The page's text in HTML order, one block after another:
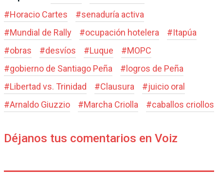
#Horacio Cartes #senaduría activa
#Mundial de Rally #ocupación hotelera #Itapúa
#obras #desvíos #Luque #MOPC
#gobierno de Santiago Peña #logros de Peña
#Libertad vs. Trinidad #Clausura #juicio oral
#Arnaldo Giuzzio #Marcha Criolla #caballos criollos
Déjanos tus comentarios en Voiz